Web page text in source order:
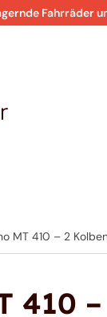
Fahrräder
MT 410 – 2
410